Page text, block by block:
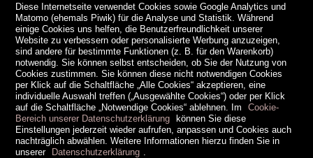
Diese Internetseite verwendet Cookies sowie Google Analytics und
Matomo (ehemals Piwik) für die Analyse und Statistik. Während
einige Cookies uns helfen, die Benutzerfreundlichkeit unserer
Website zu verbessern oder personalisierte Werbung anzuzeigen,
sind andere für bestimmte Funktionen (z. B. für den Warenkorb)
notwendig. Sie können selbst entscheiden, ob Sie der Nutzung von
Cookies zustimmen. Sie können diese nicht notwendigen Cookies
per Klick auf die Schaltfläche „Alle Cookies“ akzeptieren, eine
individuelle Auswahl treffen („Ausgewählte Cookies“) oder per Klick
auf die Schaltfläche „Notwendige Cookies“ ablehnen. Im
Cookie-
Bereich unserer Datenschutzerklärung können Sie diese
Einstellungen jederzeit wieder aufrufen, anpassen und Cookies auch
nachträglich abwählen. Weitere Informationen hierzu finden Sie in
unserer Datenschutzerklärung